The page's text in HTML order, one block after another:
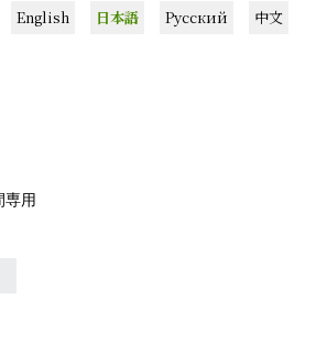
English 日本語 Русский 中文
専用